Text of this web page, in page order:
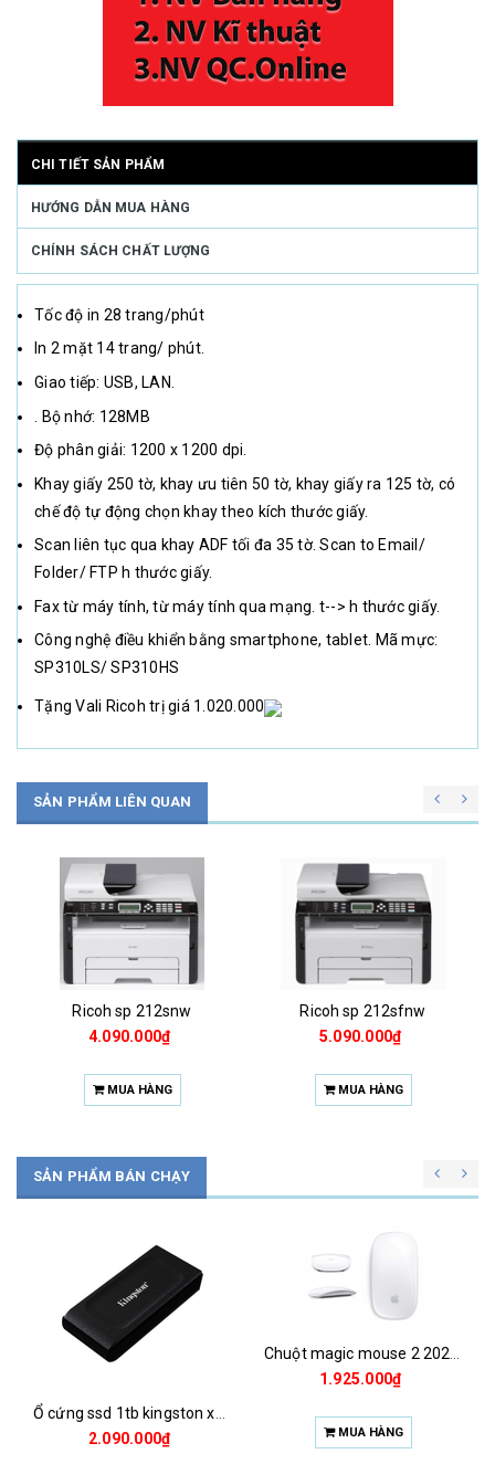
CHI TIẾT SẢN PHẨM
HƯỚNG DẪN MUA HÀNG
CHÍNH SÁCH CHẤT LƯỢNG
Tốc độ in 28 trang/phút
In 2 mặt 14 trang/ phút.
Giao tiếp: USB, LAN.
. Bộ nhớ: 128MB
Độ phân giải: 1200 x 1200 dpi.
Khay giấy 250 tờ, khay ưu tiên 50 tờ, khay giấy ra 125 tờ, có
chế độ tự động chọn khay theo kích thước giấy.
Scan liên tục qua khay ADF tối đa 35 tờ. Scan to Email/
Folder/ FTP h thước giấy.
Fax từ máy tính, từ máy tính qua mạng. t--> h thước giấy.
Công nghệ điều khiển bằng smartphone, tablet. Mã mực:
SP310LS/ SP310HS
Tặng Vali Ricoh trị giá 1.020.000
SẢN PHẨM LIÊN QUAN
Ricoh sp 212snw
4.090.000₫
MUA HÀNG
Ricoh sp 212sfnw
5.090.000₫
MUA HÀNG
SẢN PHẨM BÁN CHẠY
Ổ cứng ssd 1tb kingston xs1000 (bảo hành 3 năm)
2.090.000₫
Chuột magic mouse 2 2021 za/a
1.925.000₫
MUA HÀNG